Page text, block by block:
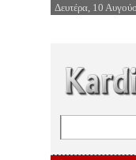
Δευτέρα, 10